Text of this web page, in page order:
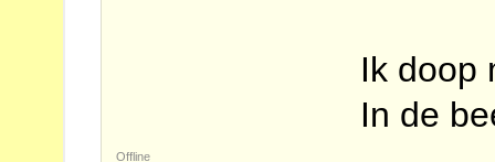
Ik doop
In de
Offline